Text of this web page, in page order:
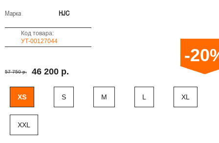
Марка HJC
Код товара:
УТ-00127044
57 750 р. 46 200 р.
-
XS S M L XL
XXL